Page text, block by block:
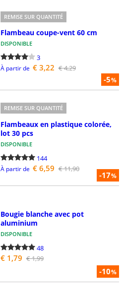
-5%
REMISE SUR QUANTITÉ
Flambeau coupe-vent 60 cm
DISPONIBLE
3
À partir de € 3,22 € 4,29
-17%
REMISE SUR QUANTITÉ
Flambeaux en plastique colorée,
lot 30 pcs
DISPONIBLE
144
À partir de € 6,59 € 11,90
-10%
Bougie blanche avec pot
aluminium
DISPONIBLE
48
€ 1,79 € 1,99